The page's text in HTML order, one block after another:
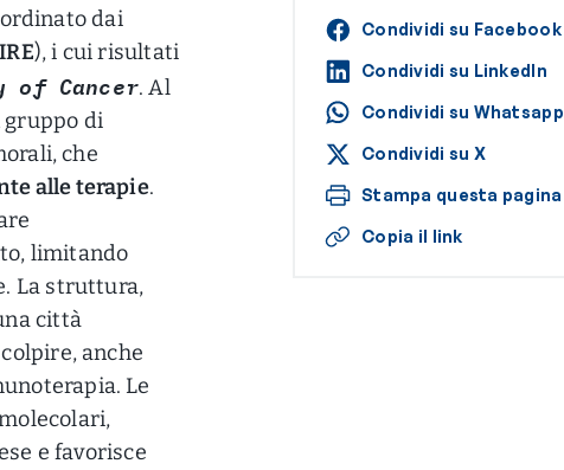
dai
IRE), i cui risultati
of Cancer. Al
gruppo di
che
alle terapie.
limitando
La struttura,
città
anche
Le
e favorisce
Condividi su Facebook
Condividi su LinkedIn
Condividi su Whatsapp
Condividi su X
Stampa questa pagina
Copia il link